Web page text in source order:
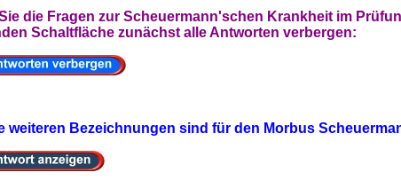
die Fragen zur Scheuermann'schen Krankheit im
Schaltfläche zunächst alle Antworten verbergen:
weiteren Bezeichnungen sind für den Morbus